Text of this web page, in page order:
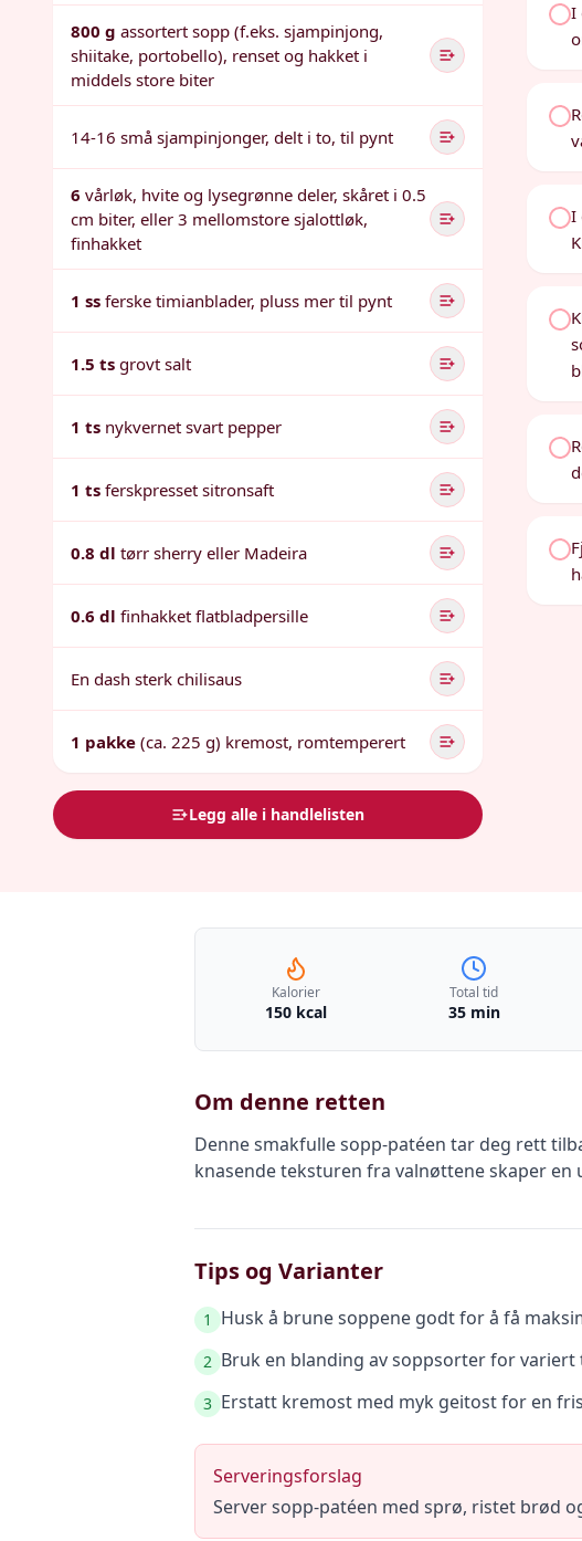
800 g assortert sopp (f.eks. sjampinjong,
shiitake, portobello), renset og hakket i
middels store biter
14-16 små sjampinjonger, delt i to, til pynt
6 vårløk, hvite og lysegrønne deler, skåret i 0.5
cm biter, eller 3 mellomstore sjalottløk,
finhakket
1 ss ferske timianblader, pluss mer til pynt
1.5 ts grovt salt
1 ts nykvernet svart pepper
1 ts ferskpresset sitronsaft
0.8 dl tørr sherry eller Madeira
0.6 dl finhakket flatbladpersille
En dash sterk chilisaus
1 pakke (ca. 225 g) kremost, romtemperert
Legg alle i handlelisten
I
I
Kalorier
150 kcal
Total tid
35 min
Om denne retten
Denne smakfulle sopp-patéen tar deg rett
knasende teksturen fra valnøttene skaper
Tips og Varianter
1 Husk å brune soppene godt for å få
2 Bruk en blanding av soppsorter for
3 Erstatt kremost med myk geitost for en
Serveringsforslag
Server sopp-patéen med sprø, ristet brød